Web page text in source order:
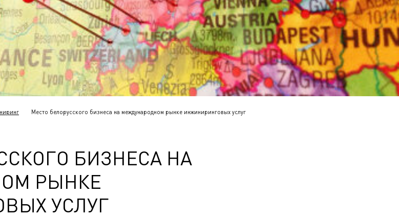
Место белорусского бизнеса на международном рынке инжиниринговых услуг
БИЗНЕСА НА
РЫНКЕ
УСЛУГ